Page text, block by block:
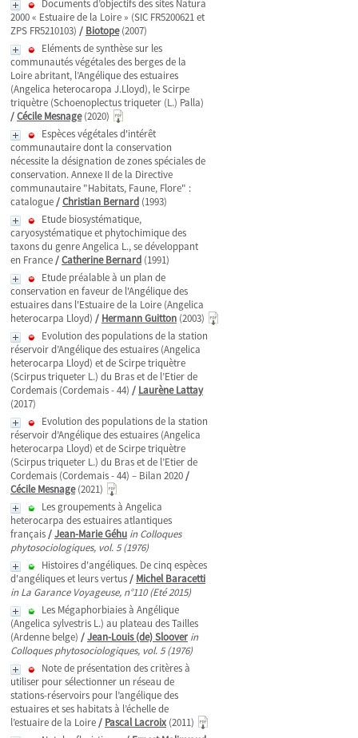
Documents d’objectifs des sites Natura
2000 « Estuaire de la Loire » (SIC FR5200621 et
ZPS FR5210103) / Biotope(2007)
Eléments de synthèse sur les
communautés végétales des berges de la
Loire abritant, l’Angélique des estuaires
(Angelica heterocaropa J.Lloyd), le Scirpe
triquètre (Schoenoplectus triqueter (L.) Palla)
/Cécile Mesnage(2020)
Espèces végétales d'intérêt
communautaire dont la conservation
nécessite la désignation de zones spéciales de
conservation. Annexe II de la Directive
communautaire "Habitats, Faune, Flore" :
catalogue/Christian Bernard (1993)
Etude biosystématique,
caryosystématique et phytochimique des
taxons du genre Angelica L., se développant
en France/Catherine Bernard (1991)
Etude préalable à un plan de
conservation en faveur de l'Angélique des
estuaires dans l'Estuaire de la Loire (Angelica
heterocarpa Lloyd) / Hermann Guitton (2003)
Evolution des populations de la station
réservoir d’Angélique des estuaires (Angelica
heterocarpa Lloyd) et de Scirpe triquètre
(Scirpus triqueter L.) du Bras et de l’Etier de
Cordemais (Cordemais - 44) / Laurène Lattay
(2017)
Evolution des populations de la station
réservoir d’Angélique des estuaires (Angelica
heterocarpa Lloyd) et de Scirpe triquètre
(Scirpus triqueter L.) du Bras et de l’Etier de
Cordemais (Cordemais - 44) – Bilan 2020/
Cécile Mesnage(2021)
Les groupements à Angelica
heterocarpa des estuaires atlantiques
français/Jean-Marie Géhu in Colloques
phytosociologiques, vol. 5 (1976)
Histoires d'angéliques. De cinq espèces
d'angéliques et leurs vertus/ Michel Baracetti
in La Garance Voyageuse, n°110 (Eté 2015)
Les Mégaphorbiaies à Angélique
(Angelica sylvestris L.) au plateau des Tailles
(Ardenne belge) /Jean-Louis (de) Sloover in
Colloques phytosociologiques, vol. 5 (1976)
Note de présentation des critères à
utiliser pour sélectionner un réseau de
stations-réservoirs pour l’angélique des
estuaires et ses habitats à l’échelle de
l’estuaire de la Loire/ Pascal Lacroix (2011)